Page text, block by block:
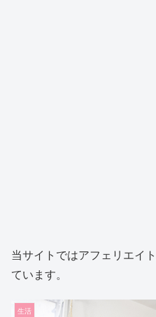
当サイトではアフェリエイ
ています。
生活